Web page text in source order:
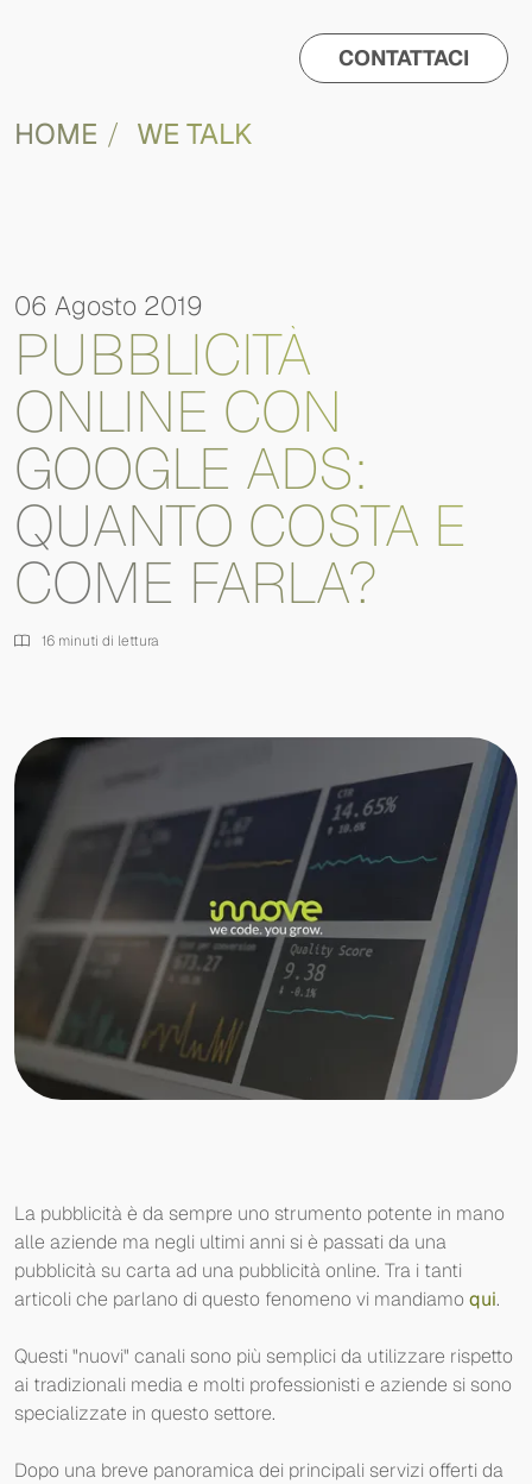
CONTATTACI
HOME WE TALK
06 Agosto 2019
PUBBLICITÀ
ONLINE CON
GOOGLE ADS:
QUANTO COSTA E
COME FARLA?
16 minuti di lettura
La pubblicità è da sempre uno strumento potente in mano
alle aziende ma negli ultimi anni si è passati da una
pubblicità su carta ad una pubblicità online. Tra i tanti
articoli che parlano di questo fenomeno vi mandiamo qui.
Questi "nuovi" canali sono più semplici da utilizzare rispetto
ai tradizionali media e molti professionisti e aziende si sono
specializzate in questo settore.
Dopo una breve panoramica dei principali servizi offerti da